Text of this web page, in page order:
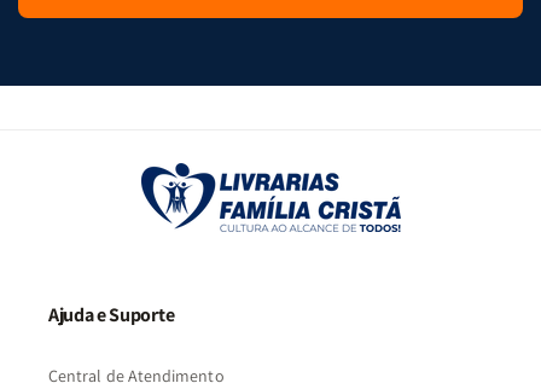
Ajuda e Suporte
Central de Atendimento